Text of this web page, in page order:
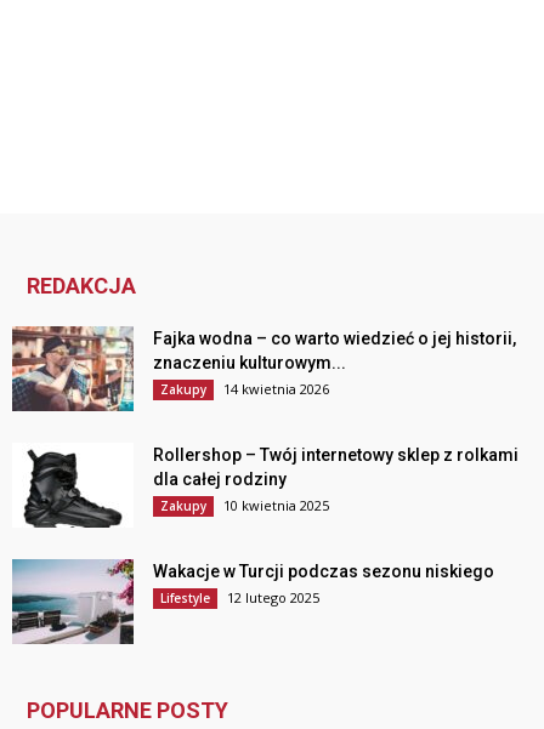
REDAKCJA
Fajka wodna – co warto wiedzieć o jej historii,
znaczeniu kulturowym...
Zakupy 14 kwietnia 2026
Rollershop – Twój internetowy sklep z rolkami
dla całej rodziny
Zakupy 10 kwietnia 2025
Wakacje w Turcji podczas sezonu niskiego
Lifestyle 12 lutego 2025
POPULARNE POSTY